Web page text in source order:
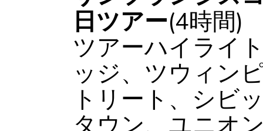
日ツアー(4時間)
ツアーハイライ
ッジ、ツウィン
トリート、シビ